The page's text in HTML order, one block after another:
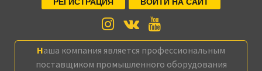
РЕГИСТРАЦИЯ ВОЙТИ НА САЙТ
Наша компания является профессиональным
поставщиком промышленного оборудования